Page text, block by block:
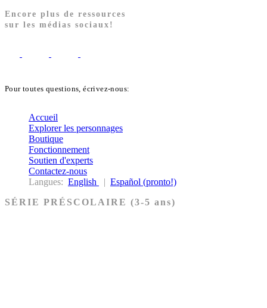
Encore plus de ressources
sur les médias sociaux!
Pour toutes questions, écrivez-nous:
Accueil
Explorer les personnages
Boutique
Fonctionnement
Soutien d'experts
Contactez-nous
Langues: English | Español (pronto!)
SÉRIE PRÉSCOLAIRE (3-5 ans)